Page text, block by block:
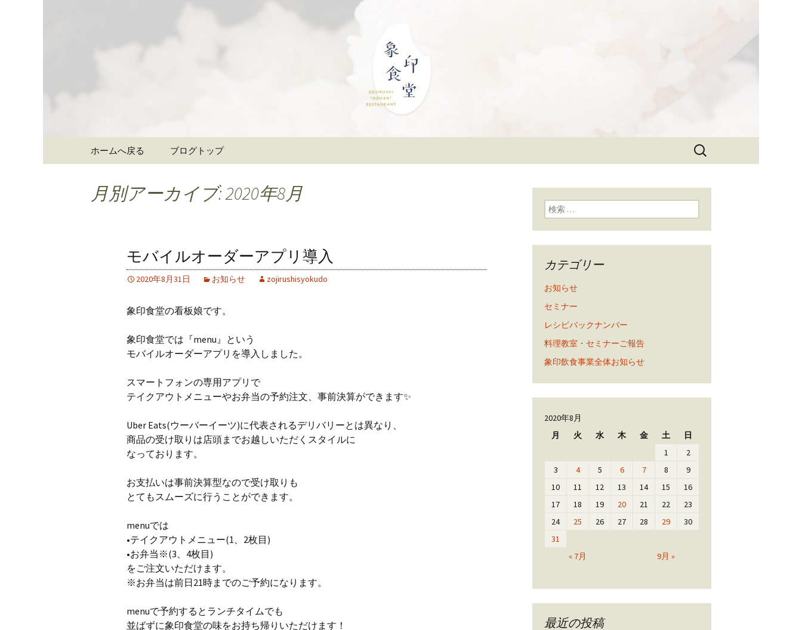
難波・なんばスカイオにある和食「象印
食堂」の公式ブログ
大阪難波の和食「象印食堂」。象印マホービンが、「ごはんレストラン」として、美味しいごはんを
コンテンツへ移動
ホームへ戻る ブログトップ
検
月別アーカイブ: 2020年8月
モバイルオーダーアプリ導入
2020年8月31日 お知らせ zojirushisyokudo
象印食堂の看板娘です。
象印食堂では『menu』という
モバイルオーダーアプリを導入しました。
スマートフォンの専用アプリで
テイクアウトメニューやお弁当の予約注文、事前決算ができます✨
Uber Eats(ウーバーイーツ)に代表されるデリバリーとは異なり、
商品の受け取りは店頭までお越しいただくスタイルに
なっております。
お支払いは事前決算型なので受け取りも
とてもスムーズに行うことができます。
menuでは
•テイクアウトメニュー(1、2枚目)
•お弁当※(3、4枚目)
をご注文いただけます。
※お弁当は前日21時までのご予約になります。
menuで予約するとランチタイムでも
並ばずに象印食堂の味をお持ち帰りいただけます！
検索:
カテゴリー
お知らせ
セミナー
レシピバックナンバー
料理教室・セミナーご報告
象印飲食事業全体お知らせ
2020年8月
月
火 水 木 金 土 日
« 7月 9月 »
1
2
3
4 5 6 7 8
9
10
11 12 13 14 15
16
17
18 19 20 21 22
23
24
25 26 27 28 29
30
31
最近の投稿